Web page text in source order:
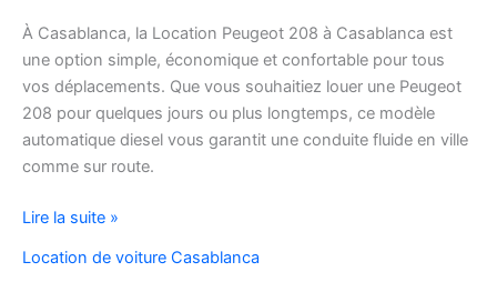
À Casablanca, la Location Peugeot 208 à Casablanca est
une option simple, économique et confortable pour tous
vos déplacements. Que vous souhaitiez louer une Peugeot
208 pour quelques jours ou plus longtemps, ce modèle
automatique diesel vous garantit une conduite fluide en ville
comme sur route.
Location
208
Lire la suite »
Location de voiture Casablanca